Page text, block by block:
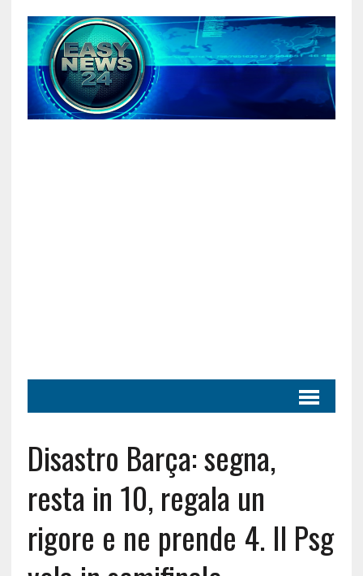
Disastro Barça: segna,
resta in 10, regala un
rigore e ne prende 4. Il Psg